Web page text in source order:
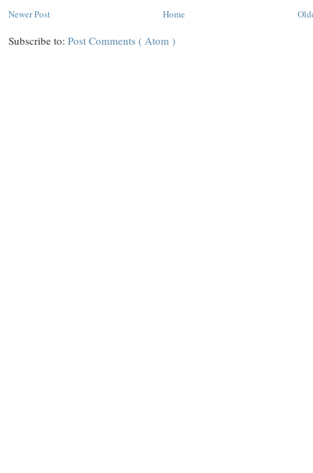
Newer Post Home
Subscribe to: Post Comments ( Atom )